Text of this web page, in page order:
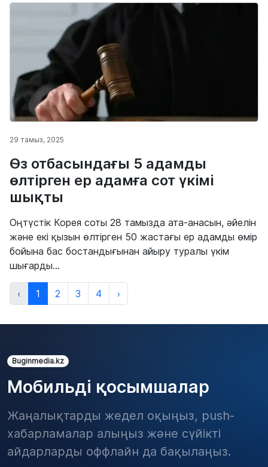
29 тамыз, 2025
Өз отбасындағы 5 адамды
өлтірген ер адамға сот үкімі
шықты
Оңтүстік Корея соты 28 тамызда ата-анасын, әйелін
және екі қызын өлтірген 50 жастағы ер адамды өмір
бойына бас бостандығынан айыру туралы үкім
шығарды...
‹ 1 2 3 4 ›
Buginmedia.kz
Мобильді қосымшалар
Жаңалықтарды жедел оқыңыз, push-
хабарламалар алыңыз және сүйікті
айдарларды оффлайн да бақылаңыз.